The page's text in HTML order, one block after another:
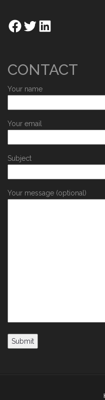
CONTACT
Your name
Your email
Subject
Your message (optional)